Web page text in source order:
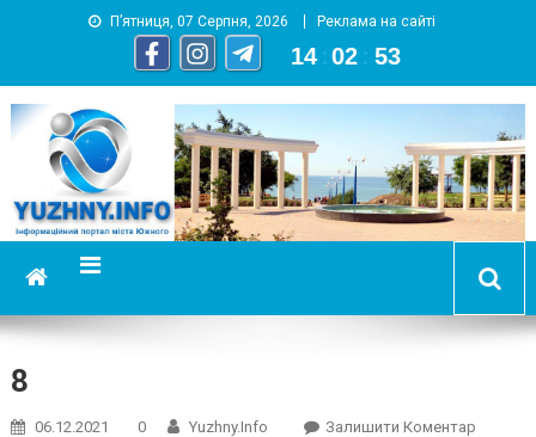
П’ятниця, 07 Серпня, 2026 Реклама на сайті
14 : 02 : 54
YUZHNY.INFO
информационный портал города Южный
8
06.12.2021 0 Yuzhny.info Залишити КоментарOn